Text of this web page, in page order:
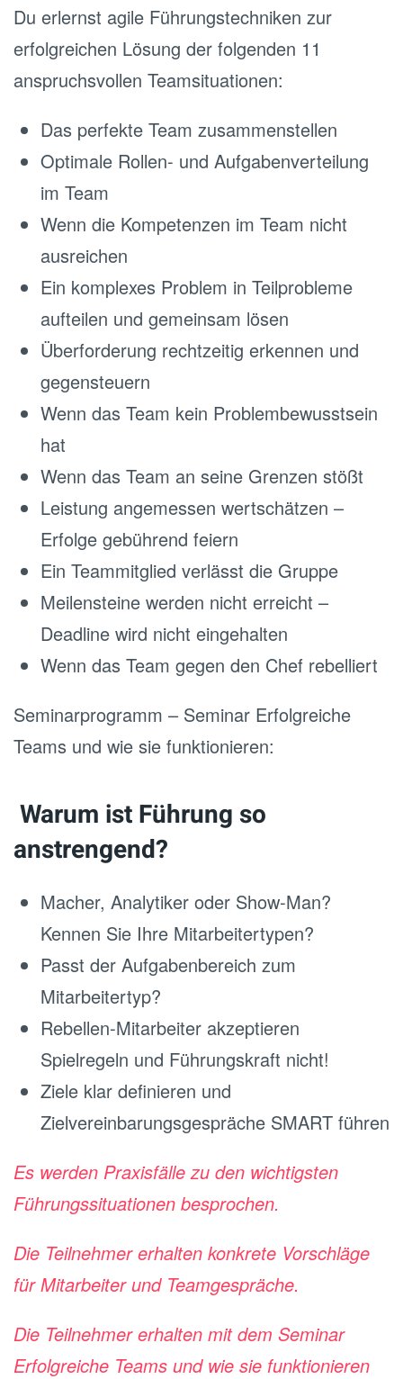
Du erlernst agile Führungstechniken zur
erfolgreichen Lösung der folgenden 11
anspruchsvollen Teamsituationen:
Das perfekte Team zusammenstellen
Optimale Rollen- und Aufgabenverteilung
im Team
Wenn die Kompetenzen im Team nicht
ausreichen
Ein komplexes Problem in Teilprobleme
aufteilen und gemeinsam lösen
Überforderung rechtzeitig erkennen und
gegensteuern
Wenn das Team kein Problembewusstsein
hat
Wenn das Team an seine Grenzen stößt
Leistung angemessen wertschätzen –
Erfolge gebührend feiern
Ein Teammitglied verlässt die Gruppe
Meilensteine werden nicht erreicht –
Deadline wird nicht eingehalten
Wenn das Team gegen den Chef rebelliert
Seminarprogramm – Seminar Erfolgreiche
Teams und wie sie funktionieren:
Warum ist Führung so
anstrengend?
Macher, Analytiker oder Show-Man?
Kennen Sie Ihre Mitarbeitertypen?
Passt der Aufgabenbereich zum
Mitarbeitertyp?
Rebellen-Mitarbeiter akzeptieren
Spielregeln und Führungskraft nicht!
Ziele klar definieren und
Zielvereinbarungsgespräche SMART führen
Es werden Praxisfälle zu den wichtigsten
Führungssituationen besprochen.
Die Teilnehmer erhalten konkrete Vorschläge
für Mitarbeiter und Teamgespräche.
Die Teilnehmer erhalten mit dem Seminar
Erfolgreiche Teams und wie sie funktionieren